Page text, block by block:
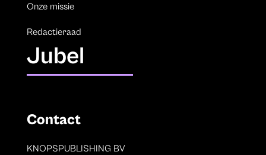
Onze missie
Redactieraad
Jubel
Contact
KNOPSPUBLISHING BV